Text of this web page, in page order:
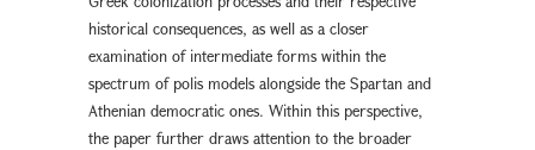
historical consequences, as well as a closer
examination of intermediate forms within the
spectrum of polis models alongside the Spartan and
Athenian democratic ones. Within this perspective,
the paper further draws attention to the broader